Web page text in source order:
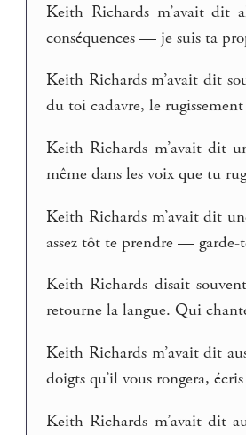
Keith Richards m’avait dit
conséquences — je suis ta
Keith Richards m’avait dit
du toi cadavre, le
Keith Richards m’avait dit
même dans les voix que tu
Keith Richards m’avait dit
assez tôt te prendre —
Keith Richards disait
retourne la langue. Qui
Keith Richards m’avait dit
doigts qu’il vous rongera,
Keith Richards m’avait dit